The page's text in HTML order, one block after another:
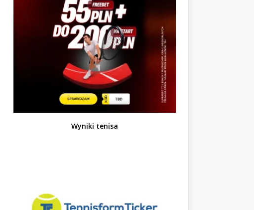
Wyniki tenisa